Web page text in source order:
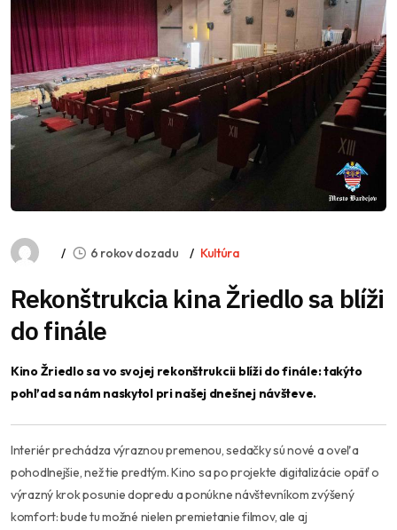
6 rokov dozadu Kultúra
Rekonštrukcia kina Žriedlo sa blíži
do finále
Kino Žriedlo sa vo svojej rekonštrukcii blíži do finále: takýto
pohľad sa nám naskytol pri našej dnešnej návšteve.
Interiér prechádza výraznou premenou, sedačky sú nové a oveľa
pohodlnejšie, než tie predtým. Kino sa po projekte digitalizácie opäť o
výrazný krok posunie dopredu a ponúkne návštevníkom zvýšený
komfort: bude tu možné nielen premietanie filmov, ale aj